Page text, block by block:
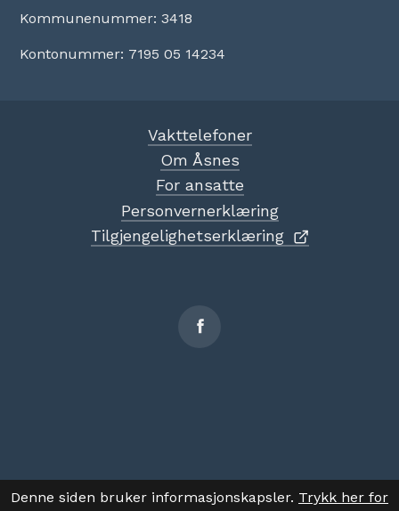
Kommunenummer: 3418
Kontonummer: 7195 05 14234
Vakttelefoner
Om Åsnes
For ansatte
Personvernerklæring
Tilgjengelighetserklæring
Denne siden bruker informasjonskapsler. Trykk her for